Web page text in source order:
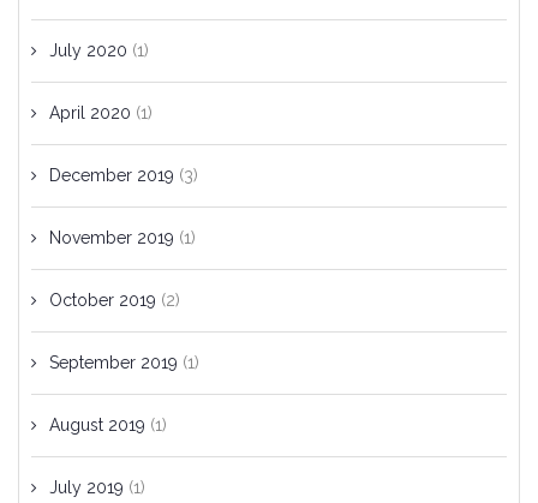
July 2020 (1)
April 2020 (1)
December 2019 (3)
November 2019 (1)
October 2019 (2)
September 2019 (1)
August 2019 (1)
July 2019 (1)